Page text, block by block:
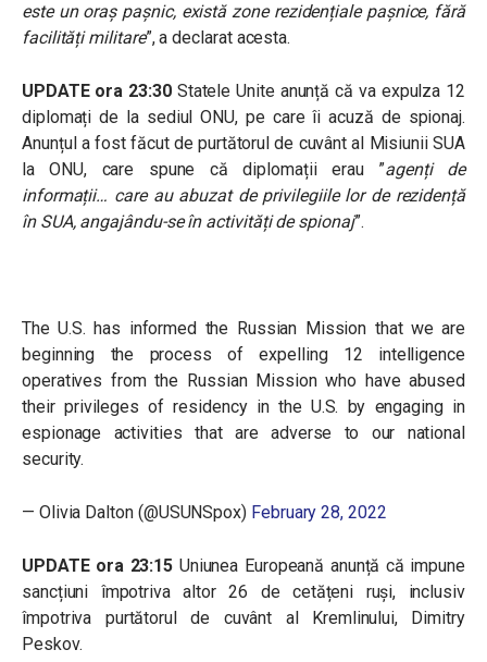
este un oraș pașnic, există zone rezidențiale pașnice, fără
facilități militare”, a declarat acesta.
UPDATE ora 23:30Statele Unite anunță că va expulza 12
diplomați de la sediul ONU, pe care îi acuză de spionaj.
Anunțul a fost făcut de purtătorul de cuvânt al Misiunii SUA
la ONU, care spune că diplomații erau ”agenți de
informații… care au abuzat de privilegiile lor de rezidență
în SUA, angajându-se în activități de spionaj”.
The U.S. has informed the Russian Mission that we are
beginning the process of expelling 12 intelligence
operatives from the Russian Mission who have abused
their privileges of residency in the U.S. by engaging in
espionage activities that are adverse to our national
security.
— Olivia Dalton (@USUNSpox) February 28, 2022
UPDATE ora 23:15 Uniunea Europeană anunță că impune
sancțiuni împotriva altor 26 de cetățeni ruși, inclusiv
împotriva purtătorul de cuvânt al Kremlinului, Dimitry
Peskov.